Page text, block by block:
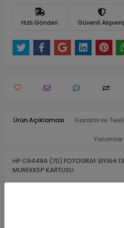
Hızlı Gönderi Güvenli
Ürün Açıklaması Garanti ve
Yorumlar
HP C9449A (70) FOTOGRAF SIYAHI
MUREKKEP KARTUSU